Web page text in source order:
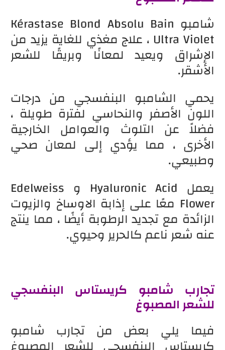
شامبو Kérastase Blond Absolu Bain
Ultra Violet ، علاج مغذي للغاية يزيد من
الإشراق ويعيد لمعانًا وبريقًا للشعر
الأشقر.
يحمي الشامبو البنفسجي من درجات
اللون الأصفر والنحاسي لفترة طويلة ،
فضلاً عن التلوث والعوامل الخارجية
الأخرى ، مما يؤدي إلى لمعان صحي
وطبيعي.
يعمل Hyaluronic Acid و Edelweiss
Flower معًا على إذابة الاوساخ والزيوت
الزائدة مع تجديد الرطوبة أيضًا ، مما ينتج
عنه شعر ناعم كالحرير وحيوي.
تجارب شامبو كريستاس البنفسجي
للشعر المصبوغ
فيما يلي بعض من تجارب شامبو